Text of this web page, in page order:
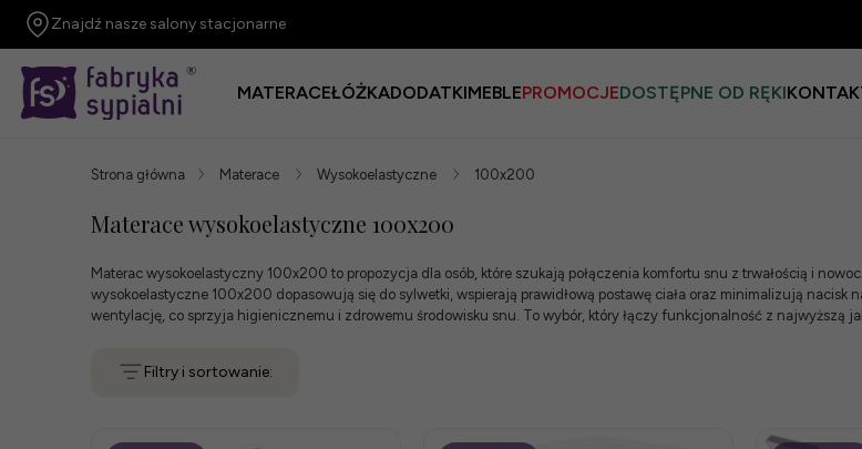
Znajdź nasze salony stacjonarne
MATERACEŁÓŻKADODATKIMEBLEPROMOCJEDOSTĘPNE OD RĘKI
Strona główna Materace Wysokoelastyczne 100x200
Materace wysokoelastyczne 100x200
Materac wysokoelastyczny 100x200 to propozycja dla osób, które szukają połączenia komfortu snu z trwałością i
wysokoelastyczne 100x200 dopasowują się do sylwetki, wspierają prawidłową postawę ciała oraz minimalizują nacisk
wentylację, co sprzyja higienicznemu i zdrowemu środowisku snu. To wybór, który łączy funkcjonalność z najwyższą
Filtry i sortowanie: